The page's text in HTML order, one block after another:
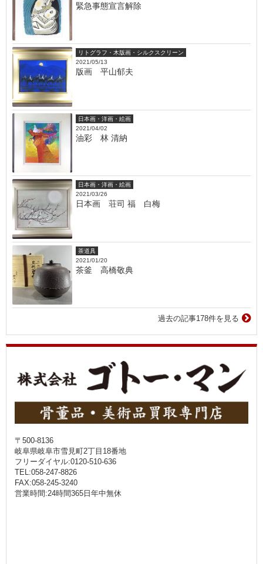
緊急事態宣言解除
リトグラフ・木版画・シルクスクリーン
2021/05/13
版画 平山郁夫
日本画・洋画・絵画
2021/04/02
油彩 林 清納
日本画・洋画・絵画
2021/03/26
日本画 荘司 福 白梅
茶道具
2021/01/20
茶釜 高橋敬典
過去の記事178件を見る
〒500-8136
岐阜県岐阜市雪見町2丁目18番地
フリーダイヤル:0120-510-636
TEL:058-247-8826
FAX:058-245-3240
営業時間:24時間365日年中無休